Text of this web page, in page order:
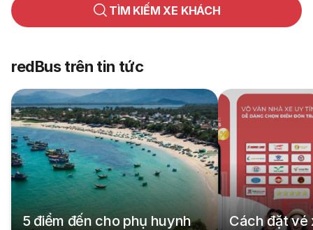
TÌM KIẾM XE KHÁCH
redBus trên tin tức
5 điểm đến cho phụ huynh
Cách đặt vé